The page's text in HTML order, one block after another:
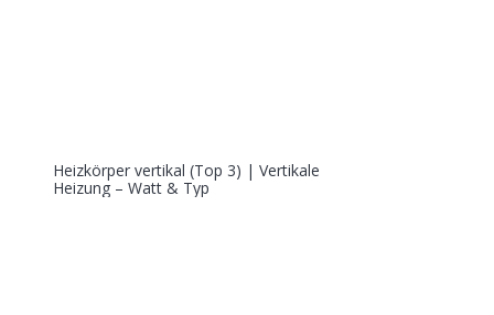
Heizkörper vertikal (Top 3) | Vertikale
Heizung – Watt & Typ